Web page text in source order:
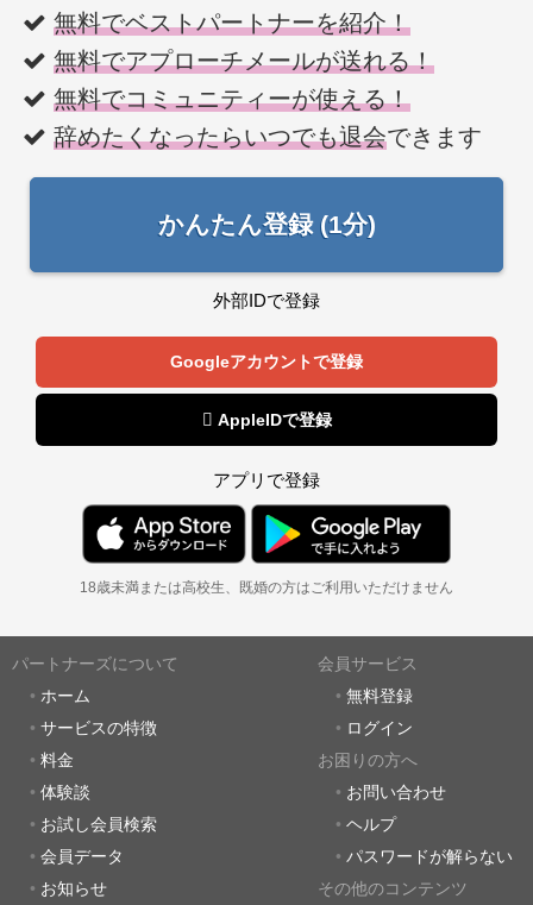
無料でベストパートナーを紹介！
無料でアプローチメールが送れる！
無料でコミュニティーが使える！
辞めたくなったらいつでも退会できます
かんたん登録 (1分)
外部IDで登録
Googleアカウントで登録
 AppleIDで登録
アプリで登録
18歳未満または高校生、既婚の方はご利用いただけません
パートナーズについて
ホーム
サービスの特徴
料金
体験談
お試し会員検索
会員データ
お知らせ
会員サービス
無料登録
ログイン
お困りの方へ
お問い合わせ
ヘルプ
パスワードが解らない
その他のコンテンツ